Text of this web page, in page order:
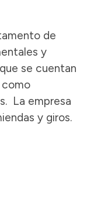
de
y
se cuentan
como
La empresa
y giros.